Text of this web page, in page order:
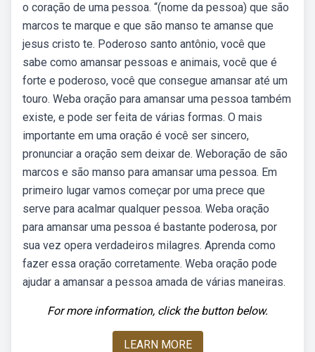
o coração de uma pessoa. “(nome da pessoa) que são
marcos te marque e que são manso te amanse que
jesus cristo te. Poderoso santo antônio, você que
sabe como amansar pessoas e animais, você que é
forte e poderoso, você que consegue amansar até um
touro. Weba oração para amansar uma pessoa também
existe, e pode ser feita de várias formas. O mais
importante em uma oração é você ser sincero,
pronunciar a oração sem deixar de. Weboração de são
marcos e são manso para amansar uma pessoa. Em
primeiro lugar vamos começar por uma prece que
serve para acalmar qualquer pessoa. Weba oração
para amansar uma pessoa é bastante poderosa, por
sua vez opera verdadeiros milagres. Aprenda como
fazer essa oração corretamente. Weba oração pode
ajudar a amansar a pessoa amada de várias maneiras.
For more information, click the button below.
LEARN MORE